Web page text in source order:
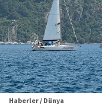
Haberler / Dünya